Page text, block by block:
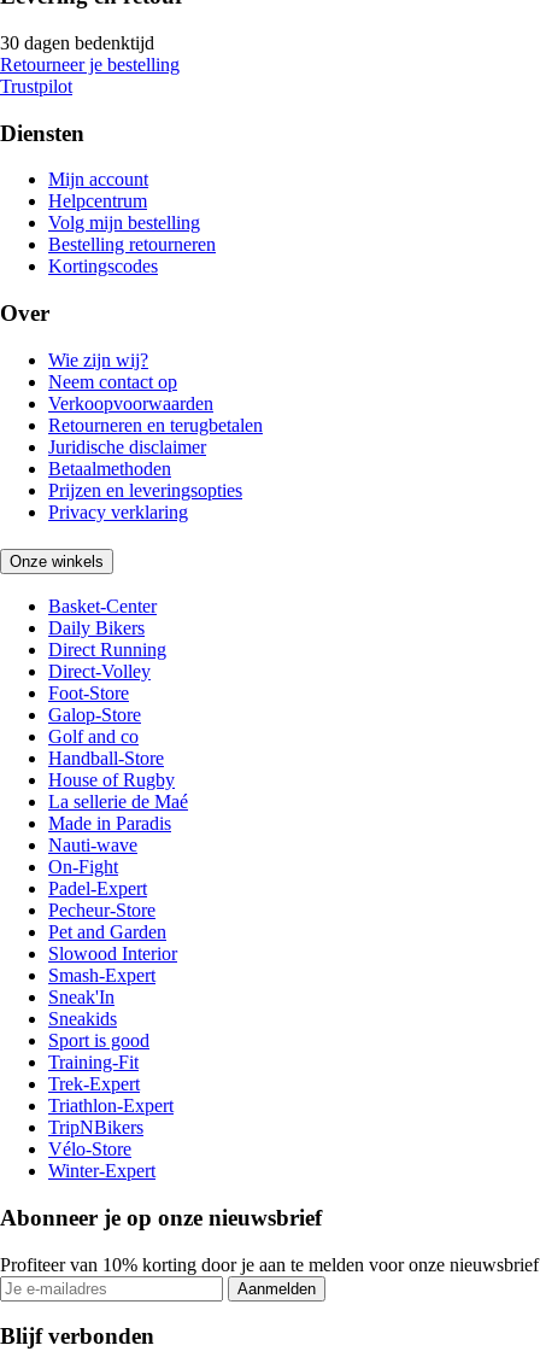
30 dagen bedenktijd
Retourneer je bestelling
Trustpilot
Diensten
Mijn account
Helpcentrum
Volg mijn bestelling
Bestelling retourneren
Kortingscodes
Over
Wie zijn wij?
Neem contact op
Verkoopvoorwaarden
Retourneren en terugbetalen
Juridische disclaimer
Betaalmethoden
Prijzen en leveringsopties
Privacy verklaring
Onze winkels
Basket-Center
Daily Bikers
Direct Running
Direct-Volley
Foot-Store
Galop-Store
Golf and co
Handball-Store
House of Rugby
La sellerie de Maé
Made in Paradis
Nauti-wave
On-Fight
Padel-Expert
Pecheur-Store
Pet and Garden
Slowood Interior
Smash-Expert
Sneak'In
Sneakids
Sport is good
Training-Fit
Trek-Expert
Triathlon-Expert
TripNBikers
Vélo-Store
Winter-Expert
Abonneer je op onze nieuwsbrief
Profiteer van 10% korting door je aan te melden voor onze nieuwsbrief
Aanmelden
Blijf verbonden